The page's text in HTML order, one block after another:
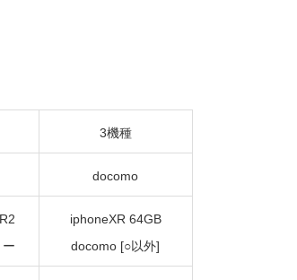
3機種
docomo
iphoneXR 64GB
docomo [○以外]